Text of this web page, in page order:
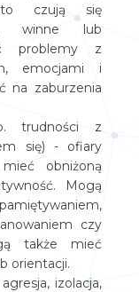
czują się
winne lub
problemy z
emocjami i
na zaburzenia
trudności z
się) - ofiary
obniżoną
Mogą
czy
także mieć
orientacji.
agresja, izolacja,